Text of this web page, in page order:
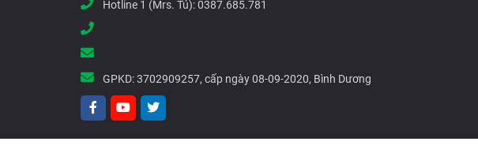
Hotline 1 (Mrs. Tú):0387.685.781
GPKD:3702909257, cấp ngày 08-09-2020, Bình Dương